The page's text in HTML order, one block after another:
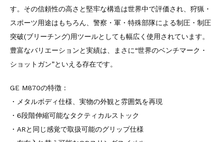
す。その信頼性の高さと堅牢な構造は世界中で評価され、狩猟・
スポーツ用途はもちろん、警察・軍・特殊部隊による制圧・制圧
突破(ブリーチング)用ツールとしても幅広く使用されています。
豊富なバリエーションと実績は、まさに“世界のベンチマーク・
ショットガン”といえる存在です。
GE M870の特徴：
・メタルボディ仕様、実物の外観と雰囲気を再現
・6段階伸縮可能なタクティカルストック
・ARと同じ感覚で取扱可能のグリップ仕様